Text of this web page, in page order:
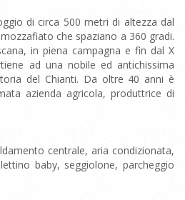
di circa 500 metri di altezza dal
che spaziano a 360 gradi.
in piena campagna e fin dal X
ad una nobile ed antichissima
del Chianti. Da oltre 40 anni è
azienda agricola, produttrice di
centrale, aria condizionata,
baby, seggiolone, parcheggio